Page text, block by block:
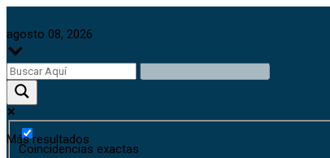
agosto 08, 2026
Más resultados
Coincidencias exactas